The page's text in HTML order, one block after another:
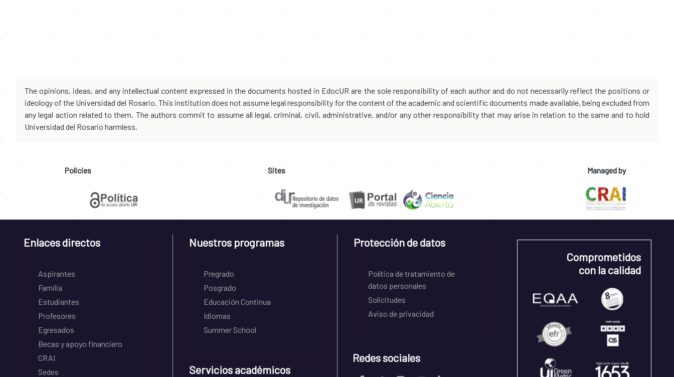
The opinions, ideas, and any intellectual content expressed in the documents hosted in EdocUR are the sole responsibility of each author and do not necessarily reflect the positions or
ideology of the Universidad del Rosario. This institution does not assume legal responsibility for the content of the academic and scientific documents made available, being excluded from
any legal action related to them. The authors commit to assume all legal, criminal, civil, administrative, and/or any other responsibility that may arise in relation to the same and to hold
Universidad del Rosario harmless.
Policies Sites Managed by
Enlaces directos
Aspirantes
Familia
Estudiantes
Profesores
Egresados
Becas y apoyo financiero
CRAI
Sedes
Nuestros programas
Pregrado
Posgrado
Educación Continua
Idiomas
Summer School
Servicios académicos
Protección de datos
Política de tratamiento de
datos personales
Solicitudes
Aviso de privacidad
Redes sociales
Comprometidos
con la calidad